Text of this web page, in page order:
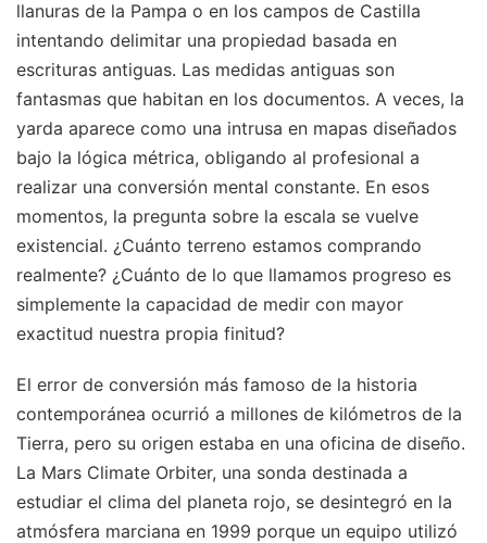
llanuras de la Pampa o en los campos de Castilla
intentando delimitar una propiedad basada en
escrituras antiguas. Las medidas antiguas son
fantasmas que habitan en los documentos. A veces, la
yarda aparece como una intrusa en mapas diseñados
bajo la lógica métrica, obligando al profesional a
realizar una conversión mental constante. En esos
momentos, la pregunta sobre la escala se vuelve
existencial. ¿Cuánto terreno estamos comprando
realmente? ¿Cuánto de lo que llamamos progreso es
simplemente la capacidad de medir con mayor
exactitud nuestra propia finitud?
El error de conversión más famoso de la historia
contemporánea ocurrió a millones de kilómetros de la
Tierra, pero su origen estaba en una oficina de diseño.
La Mars Climate Orbiter, una sonda destinada a
estudiar el clima del planeta rojo, se desintegró en la
atmósfera marciana en 1999 porque un equipo utilizó